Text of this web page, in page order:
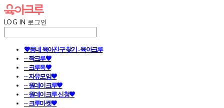
LOG IN 로그인
💖동네 육아친구 찾기 - 육아크루
· · 짝크루🧡
· · 크루톡🧡
· · 자유모임🧡
· · 원데이크루🧡
· · 원데이크루 신청🧡
· · 크루마켓🧡